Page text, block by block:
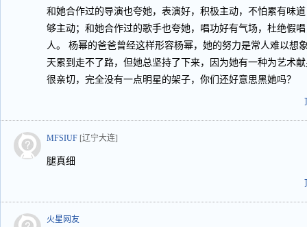
和她合作过的导演也夸她，表演好，积极主动，不怕累有味
够主动；和她合作过的歌手也夸她，唱功好有气场，杜绝假
人。 杨幂的爸爸曾经这样形容杨幂，她的努力是常人难以想
天累到走不了路，但她总坚持了下来，因为她有一种为艺术
很亲切，完全没有一点明星的架子，你们还好意思黑她吗？
MFSIUF [辽宁大连]
腿真细
火星网友